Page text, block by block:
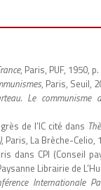
, Paris, PUF, 1950,
, Paris, Seuil,
Le communisme
de l’IC cité dans
, Paris, La Brèche-Celio,
dans CPI (Conseil
Librairie de
Internationale